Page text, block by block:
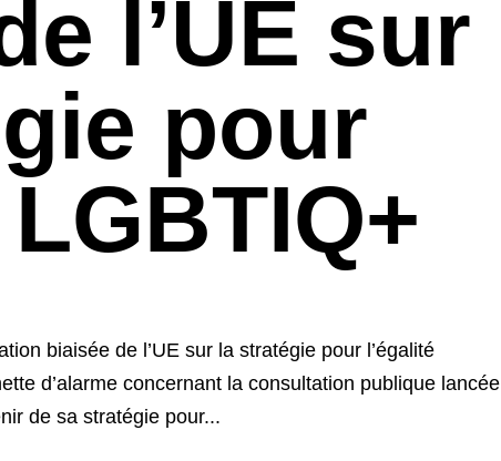
l’UE sur
pour
biaisée de l’UE sur la stratégie pour l’égalité
d’alarme concernant la consultation publique lancée
de sa stratégie pour...